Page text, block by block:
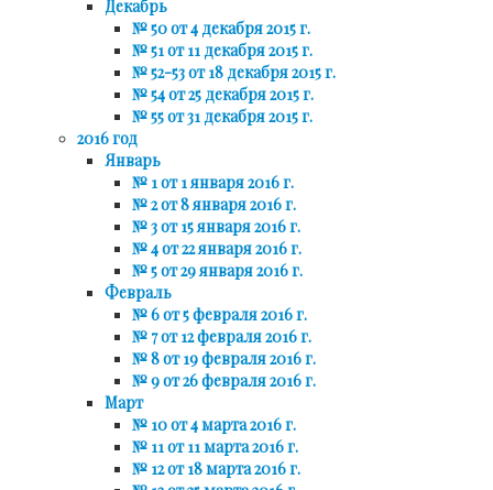
Декабрь
№ 50 от 4 декабря 2015 г.
№ 51 от 11 декабря 2015 г.
№ 52-53 от 18 декабря 2015 г.
№ 54 от 25 декабря 2015 г.
№ 55 от 31 декабря 2015 г.
2016 год
Январь
№ 1 от 1 января 2016 г.
№ 2 от 8 января 2016 г.
№ 3 от 15 января 2016 г.
№ 4 от 22 января 2016 г.
№ 5 от 29 января 2016 г.
Февраль
№ 6 от 5 февраля 2016 г.
№ 7 от 12 февраля 2016 г.
№ 8 от 19 февраля 2016 г.
№ 9 от 26 февраля 2016 г.
Март
№ 10 от 4 марта 2016 г.
№ 11 от 11 марта 2016 г.
№ 12 от 18 марта 2016 г.